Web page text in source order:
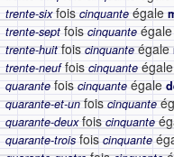
trente-sixfois cinquante égale
trente-sept fois cinquante égale
trente-huitfoiscinquanteégale
trente-neuffois cinquante égale
quarante fois cinquante égale
quarante-et-unfoiscinquante
quarante-deuxfois cinquante
quarante-trois fois cinquante